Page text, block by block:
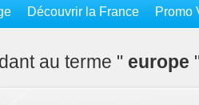
Découvrir la France Promo
au terme " europe